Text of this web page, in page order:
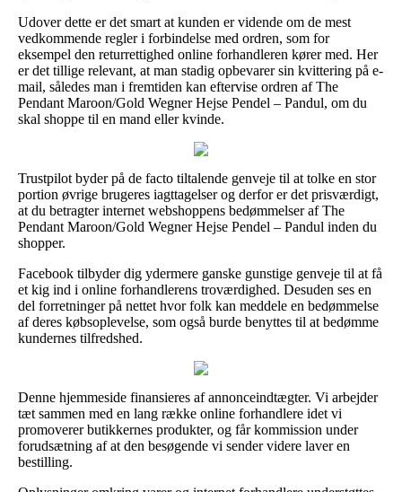
Udover dette er det smart at kunden er vidende om de mest
vedkommende regler i forbindelse med ordren, som for
eksempel den returrettighed online forhandleren kører med. Her
er det tillige relevant, at man stadig opbevarer sin kvittering på e-
mail, således man i fremtiden kan eftervise ordren af The
Pendant Maroon/Gold Wegner Hejse Pendel – Pandul, om du
skal shoppe til en mand eller kvinde.
Trustpilot byder på de facto tiltalende genveje til at tolke en stor
portion øvrige brugeres iagttagelser og derfor er det prisværdigt,
at du betragter internet webshoppens bedømmelser af The
Pendant Maroon/Gold Wegner Hejse Pendel – Pandul inden du
shopper.
Facebook tilbyder dig ydermere ganske gunstige genveje til at få
et kig ind i online forhandlerens troværdighed. Desuden ses en
del forretninger på nettet hvor folk kan meddele en bedømmelse
af deres købsoplevelse, som også burde benyttes til at bedømme
kundernes tilfredshed.
Denne hjemmeside finansieres af annonceindtægter. Vi arbejder
tæt sammen med en lang række online forhandlere idet vi
promoverer butikkernes produkter, og får kommission under
forudsætning af at den besøgende vi sender videre laver en
bestilling.